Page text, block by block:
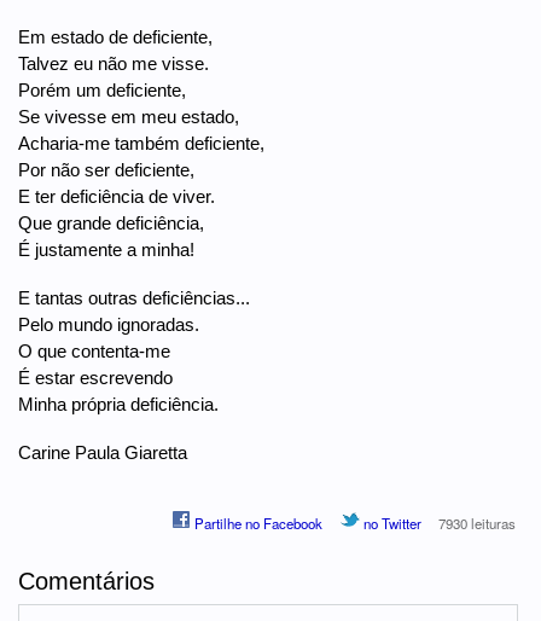
Em estado de deficiente,
Talvez eu não me visse.
Porém um deficiente,
Se vivesse em meu estado,
Acharia-me também deficiente,
Por não ser deficiente,
E ter deficiência de viver.
Que grande deficiência,
É justamente a minha!
E tantas outras deficiências...
Pelo mundo ignoradas.
O que contenta-me
É estar escrevendo
Minha própria deficiência.
Carine Paula Giaretta
Partilhe no Facebook no Twitter 7930 leituras
Comentários